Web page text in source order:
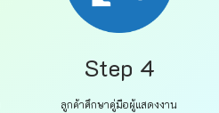
Step 4
ลูกค้าศึกษาคู่มือผู้แสดงงาน